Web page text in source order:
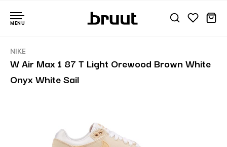
MENU
NIKE
W Air Max 1 87 T Light Orewood Brown White
Onyx White Sail